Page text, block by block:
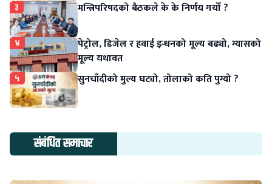
३ मन्त्रिपरिषदको बैठकले के के निर्णय गर्यो ?
४
पेट्रोल, डिजेल र हवाई इन्धनको मूल्य बढ्यो, ग्यासको
मूल्य यथावत
५ सुनचाँदीको मुल्य घट्यो, तोलाको कति पुग्यो ?
संबंधित समाचार